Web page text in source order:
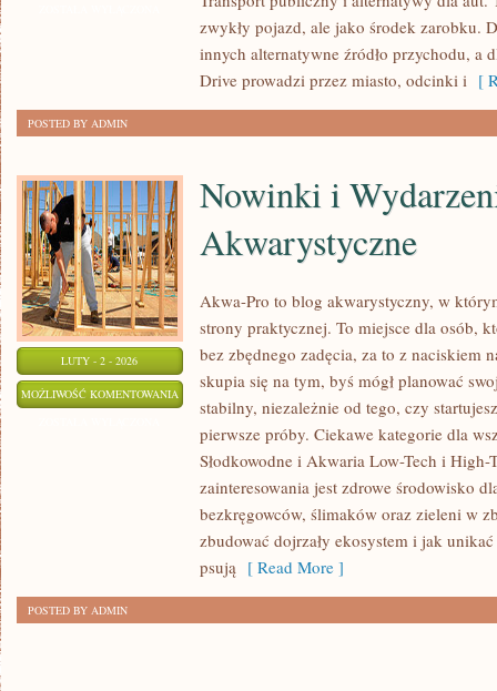
EKSPLOATACYJNE
zwykły pojazd, ale jako środek zarobku.
innych alternatywne źródło przychodu,
Drive prowadzi przez miasto, odcinki i [
POSTED BY ADMIN
LUTY - 2 - 2026
MOŻLIWOŚĆ KOMENTOWANIA
WYDARZENIA
Nowinki i
Akwarystyczne
Akwa-Pro to blog akwarystyczny, w
strony praktycznej. To miejsce dla osób,
bez zbędnego zadęcia, za to z naciskiem
skupia się na tym, byś mógł planować
stabilny, niezależnie od tego, czy
pierwsze próby. Ciekawe kategorie dla
Słodkowodne i Akwaria Low-Tech i High-
zainteresowania jest zdrowe środowisko
bezkręgowców, ślimaków oraz zieleni w
zbudować dojrzały ekosystem i jak
psują [ Read More ]
POSTED BY ADMIN